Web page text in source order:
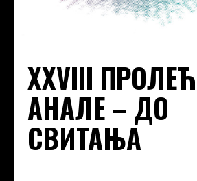
XXVIII
АНАЛЕ – ДО
СВИТАЊА